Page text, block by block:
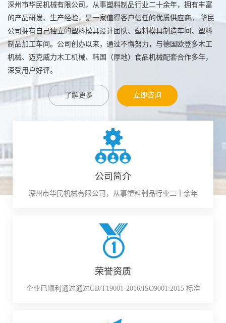
深州市华民机械有限公司，从事塑料制品行业二十余年，拥有丰富
的产品研发、生产经验，是一家值得客户信任的优质供应商。华民
公司拥有自己独立的塑料模具设计团队、塑料模具制造车间、塑料
制品加工车间。公司创办以来，通过不懈努力，与德国欧登多木工
机械、迈克威力木工机械、韩国（厚地）食品机械配套合作多年，
深受用户好评。
了解更多 立即咨询
公司简介
深州市华民机械有限公司，从事塑料制品行业二十余年
荣誉资质
企业已顺利通过通过GB/T19001-2016/ISO9001:2015 标准